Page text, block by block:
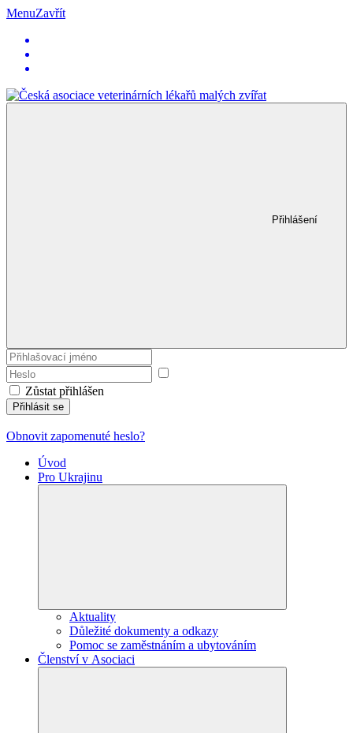
MenuZavřít
Přihlášení
Zůstat přihlášen
Přihlásit se
Obnovit zapomenuté heslo?
Úvod
Pro Ukrajinu
Aktuality
Důležité dokumenty a odkazy
Pomoc se zaměstnáním a ubytováním
Členství v Asociaci